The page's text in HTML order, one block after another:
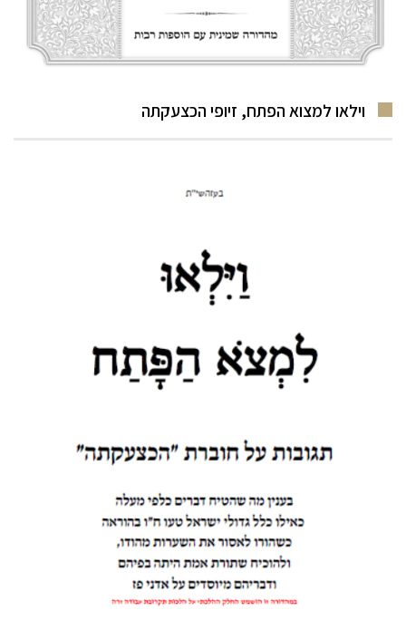
וילאו למצוא הפתח, זיופי הכצעקתה